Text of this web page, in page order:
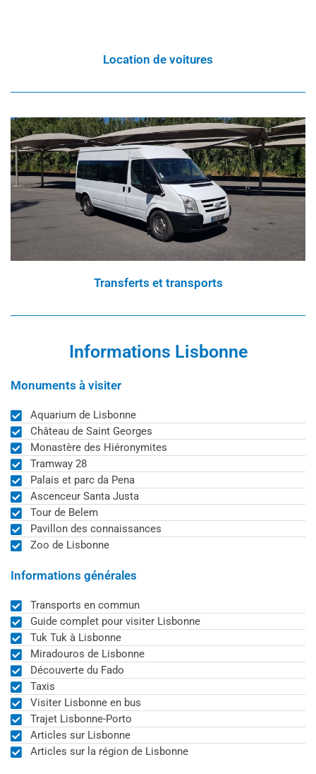
Location de voitures
Transferts et transports
Informations Lisbonne
Monuments à visiter
Aquarium de Lisbonne
Château de Saint Georges
Monastère des Hiéronymites
Tramway 28
Palais et parc da Pena
Ascenceur Santa Justa
Tour de Belem
Pavillon des connaissances
Zoo de Lisbonne
Informations générales
Transports en commun
Guide complet pour visiter Lisbonne
Tuk Tuk à Lisbonne
Miradouros de Lisbonne
Découverte du Fado
Taxis
Visiter Lisbonne en bus
Trajet Lisbonne-Porto
Articles sur Lisbonne
Articles sur la région de Lisbonne